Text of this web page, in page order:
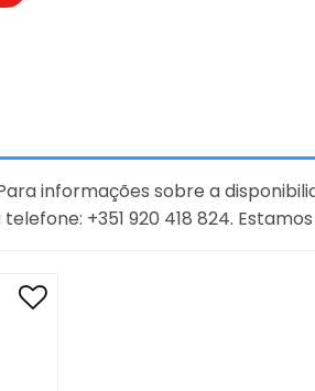
informações sobre a
+351 920 418 824.